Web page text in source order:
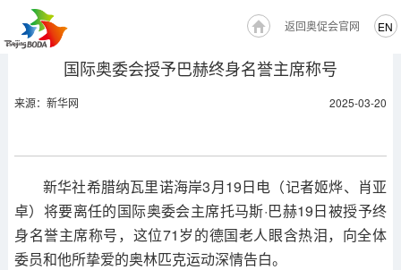
EN
返回奥促会官网
国际奥委会授予巴赫终身名誉主席称号
来源：新华网 2025-03-20
新华社希腊纳瓦里诺海岸3月19日电（记者姬烨、肖亚
卓）将要离任的国际奥委会主席托马斯·巴赫19日被授予终
身名誉主席称号，这位71岁的德国老人眼含热泪，向全体
委员和他所挚爱的奥林匹克运动深情告白。